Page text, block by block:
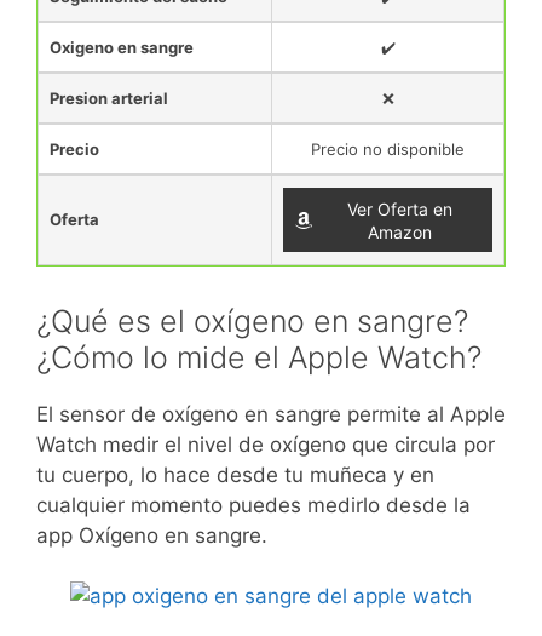
Oxigeno en sangre ✔️
Presion arterial ❌
Precio Precio no disponible
Oferta
Ver Oferta en
Amazon
¿Qué es el oxígeno en sangre?
¿Cómo lo mide el Apple Watch?
El sensor de oxígeno en sangre permite al Apple
Watch medir el nivel de oxígeno que circula por
tu cuerpo, lo hace desde tu muñeca y en
cualquier momento puedes medirlo desde la
app Oxígeno en sangre.